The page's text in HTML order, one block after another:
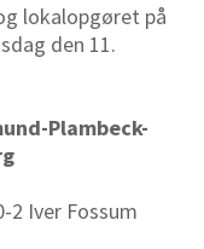
lokalopgøret på
den 11.
Plambeck-
2 Iver Fossum